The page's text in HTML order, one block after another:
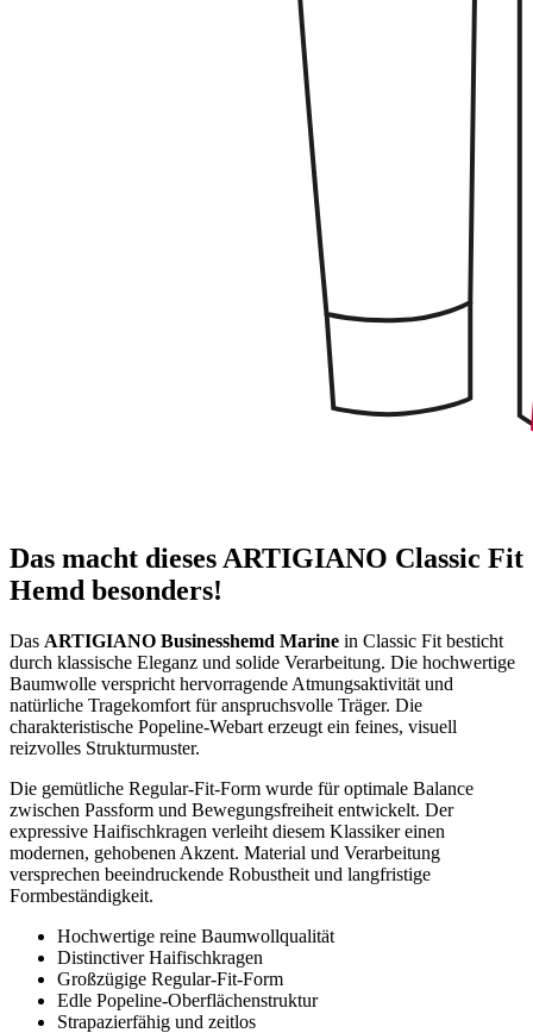
Das macht dieses ARTIGIANO Classic Fit
Hemd besonders!
Das ARTIGIANO Businesshemd Marine in Classic Fit besticht
durch klassische Eleganz und solide Verarbeitung. Die hochwertige
Baumwolle verspricht hervorragende Atmungsaktivität und
natürliche Tragekomfort für anspruchsvolle Träger. Die
charakteristische Popeline-Webart erzeugt ein feines, visuell
reizvolles Strukturmuster.
Die gemütliche Regular-Fit-Form wurde für optimale Balance
zwischen Passform und Bewegungsfreiheit entwickelt. Der
expressive Haifischkragen verleiht diesem Klassiker einen
modernen, gehobenen Akzent. Material und Verarbeitung
versprechen beeindruckende Robustheit und langfristige
Formbeständigkeit.
Hochwertige reine Baumwollqualität
Distinctiver Haifischkragen
Großzügige Regular-Fit-Form
Edle Popeline-Oberflächenstruktur
Strapazierfähig und zeitlos